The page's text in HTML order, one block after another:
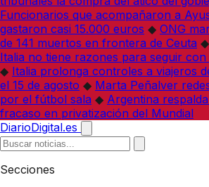
Funcionarios que acompañaron a
gastaron casi 15.000 euros ◆ ONG
de 141 muertos en frontera de Ceuta ◆
Italia no tiene razones para seguir
◆ Italia prolonga controles a viajeros
el 15 de agosto ◆ Marta Peñalver
por el fútbol sala ◆ Argentina
fracaso en privatización del Mundial
DiarioDigital.es
Secciones